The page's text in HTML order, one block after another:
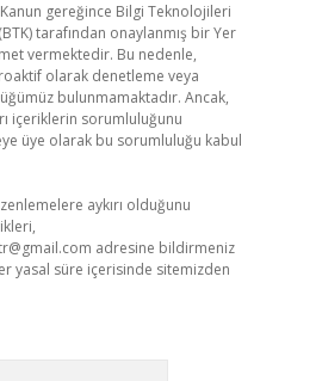
Kanun gereğince Bilgi Teknolojileri
tarafından onaylanmış bir Yer
vermektedir. Bu nedenle,
olarak denetleme veya
bulunmamaktadır. Ancak,
içeriklerin sorumluluğunu
üye olarak bu sorumluluğu kabul
aykırı olduğunu
adresine bildirmeniz
yasal süre içerisinde sitemizden